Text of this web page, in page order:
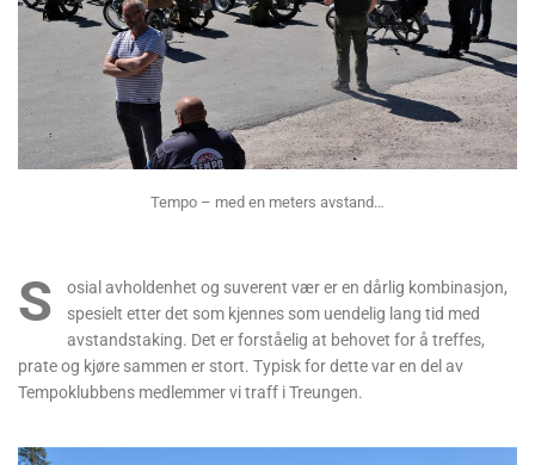
Tempo – med en meters avstand…
S
osial avholdenhet og suverent vær er en dårlig kombinasjon,
spesielt etter det som kjennes som uendelig lang tid med
avstandstaking. Det er forståelig at behovet for å treffes,
prate og kjøre sammen er stort. Typisk for dette var en del av
Tempoklubbens medlemmer vi traff i Treungen.